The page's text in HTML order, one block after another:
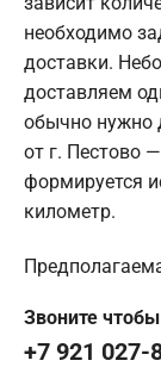
необходимо
доставки.
доставляем
обычно нужно
от г. Пестово
формируется
километр.
Звоните
+7 921 027-